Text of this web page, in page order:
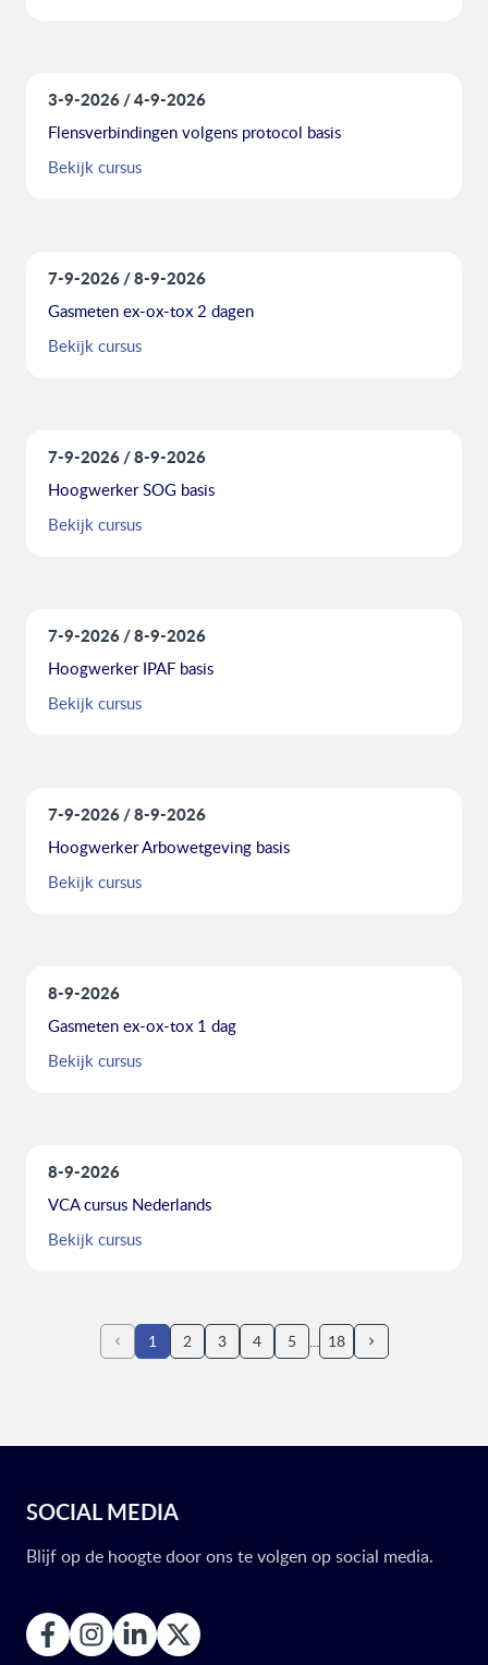
3-9-2026 4-9-2026
Flensverbindingen volgens protocol basis
Bekijk cursus
7-9-2026 8-9-2026
Gasmeten ex-ox-tox 2 dagen
Bekijk cursus
7-9-2026 8-9-2026
Hoogwerker SOG basis
Bekijk cursus
7-9-2026 8-9-2026
Hoogwerker IPAF basis
Bekijk cursus
7-9-2026 8-9-2026
Hoogwerker Arbowetgeving basis
Bekijk cursus
8-9-2026
Gasmeten ex-ox-tox 1 dag
Bekijk cursus
8-9-2026
VCA cursus Nederlands
Bekijk cursus
1 2 3 4 5 18
SOCIAL MEDIA
Blijf op de hoogte door ons te volgen op social media.